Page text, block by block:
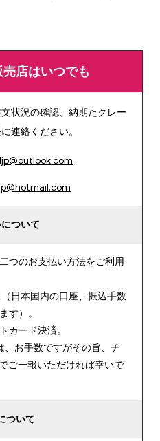
店はいつでも
状況の確認、納期たクレー
連絡ください。
ついて
つのお支払い方法をご利用
日本国内の口座、振込手数
す）。
カード決済。
お手数ですがその旨、チ
ご一報いただければ幸いで
ついて